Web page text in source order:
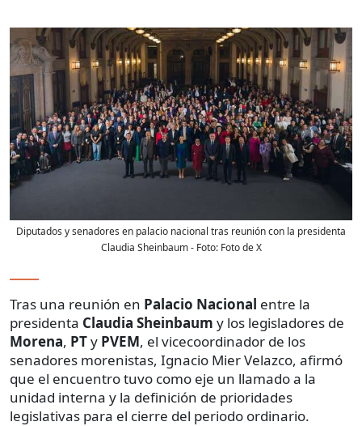
Diputados y senadores en palacio nacional tras reunión con la presidenta
Claudia Sheinbaum- Foto: Foto de X
Tras una reunión en Palacio Nacional entre la
presidenta Claudia Sheinbaum y los legisladores de
Morena, PTy PVEM, el vicecoordinador de los
senadores morenistas, Ignacio Mier Velazco, afirmó
que el encuentro tuvo como eje un llamado a la
unidad interna y la definición de prioridades
legislativas para el cierre del periodo ordinario.